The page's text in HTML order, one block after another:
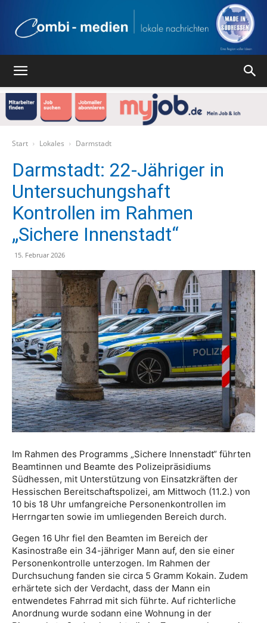
Verlag
Start Lokales Darmstadt
Darmstadt: 22-Jähriger in
Untersuchungshaft
Kontrollen im Rahmen
„Sichere Innenstadt“
15. Februar 2026
Im Rahmen des Programms „Sichere Innenstadt“ führten
Beamtinnen und Beamte des Polizeipräsidiums
Südhessen, mit Unterstützung von Einsatzkräften der
Hessischen Bereitschaftspolizei, am Mittwoch (11.2.) von
10 bis 18 Uhr umfangreiche Personenkontrollen im
Herrngarten sowie im umliegenden Bereich durch.
Gegen 16 Uhr fiel den Beamten im Bereich der
Kasinostraße ein 34-jähriger Mann auf, den sie einer
Personenkontrolle unterzogen. Im Rahmen der
Durchsuchung fanden sie circa 5 Gramm Kokain. Zudem
erhärtete sich der Verdacht, dass der Mann ein
entwendetes Fahrrad mit sich führte. Auf richterliche
Anordnung wurde sodann eine Wohnung in der